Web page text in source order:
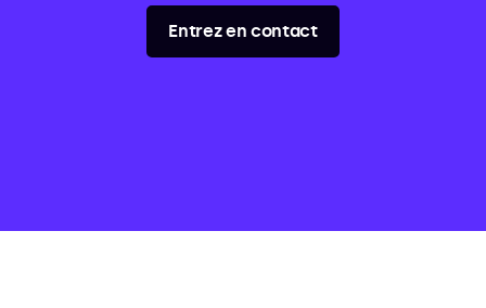
Entrez en contact